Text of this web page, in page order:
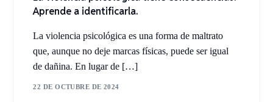
Aprende a identificarla.
La violencia psicológica es una forma de maltrato
que, aunque no deje marcas físicas, puede ser igual
de dañina. En lugar de […]
22 DE OCTUBRE DE 2024